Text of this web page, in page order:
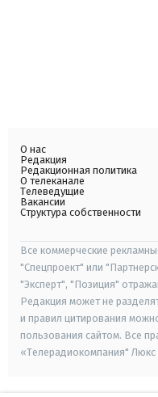
О нас
Редакция
Редакционная политика
О телеканале
Телеведущие
Вакансии
Структура собственности
Все коммерческие
"Спецпроект" или
"Эксперт", "Позиция"
Редакция может не
и правил цитирования
пользования сайтом. Все
«Телерадиокомпания" Люкс